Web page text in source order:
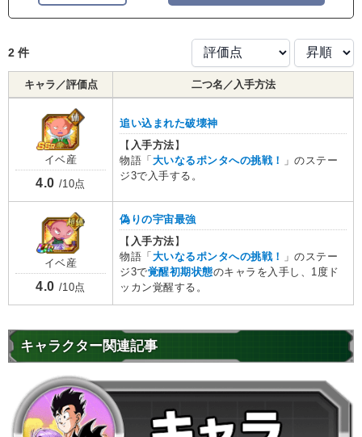
2 件
キャラ／評価点 二つ名／入手方法
イベ産
4.0 /10点
追い込まれた破壊神
【 入手方法 】
物語「 大いなるポンタへの挑戦！
」のステー
ジ3で入手する。
イベ産
4.0 /10点
偽りの宇宙最強
【 入手方法 】
物語「 大いなるポンタへの挑戦！
」のステー
ジ3で覚醒初期状態のキャラを入手し、1度ド
ッカン覚醒する。
キャラクター関連記事